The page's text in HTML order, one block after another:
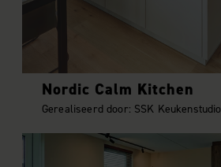
Nordic Calm Kitchen
Gerealiseerd door: SSK Keukenstudio